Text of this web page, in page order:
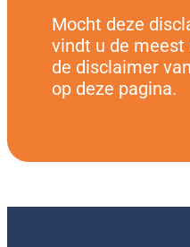
Mocht deze
vindt u de meest
de disclaimer
op deze pagina.